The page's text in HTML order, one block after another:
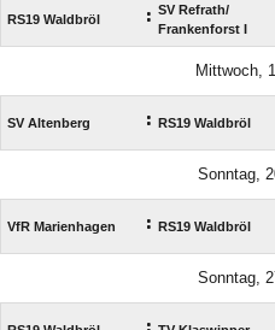
RS19 Waldbröl : SV Refrath/​
Frankenforst I
Mittwoch,
SV Altenberg : RS19 Waldbröl
Sonntag,
VfR Marienhagen : RS19 Waldbröl
Sonntag,